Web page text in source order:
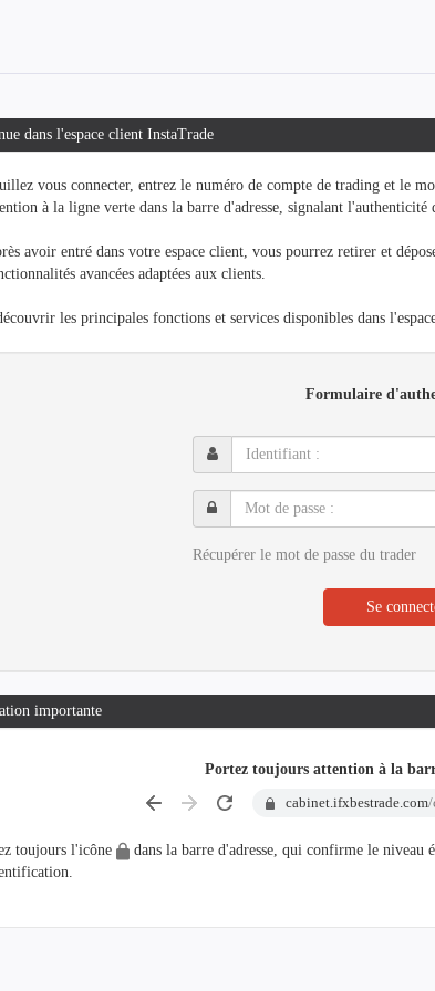
dans l'espace client InstaTrade
vous connecter, entrez le numéro de compte de trading et le
à la ligne verte dans la barre d'adresse, signalant l'authenticité
avoir entré dans votre espace client, vous pourrez retirer et
avancées adaptées aux clients.
les principales fonctions et services disponibles dans
Formulaire
Identifiant
:
Mot
de
Récupérer le mot de passe du trader
Se
importante
Portez toujours attention à la
cabinet.ifxbestrade.com
toujours l'icône
dans la barre d'adresse, qui confirme le niveau